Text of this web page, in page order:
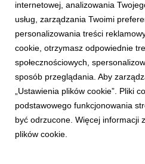
AKTUALNOŚCI
Kolporter w „Złotej
9 grudnia 2025
Kolporter po raz kolejny
rankingu „Złota Setka”,
najbardziej dynamiczne i
internetowej, analizowania
usług, zarządzania Twoimi
personalizowania treści
cookie, otrzymasz odpowiednie
społecznościowych,
sposób przeglądania. Aby
„Ustawienia plików cookie”. Pliki
podstawowego funkcjonowania
być odrzucone. Więcej informacji
plików cookie.